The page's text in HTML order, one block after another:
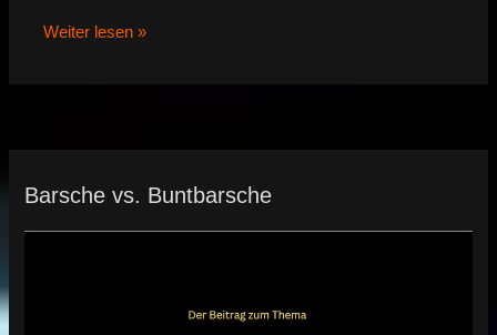
Weiter lesen »
Barsche vs. Buntbarsche